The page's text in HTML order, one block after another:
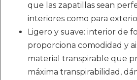
que las zapatillas sean
interiores como para
Ligero y suave: interior de
proporciona comodidad y
material transpirable que
máxima transpirabilidad,